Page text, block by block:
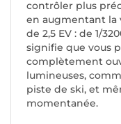
contrôler plus
en augmentant la
de 2,5 EV : de 1/
signifie que vous
complètement
lumineuses,
piste de ski, et
momentanée.